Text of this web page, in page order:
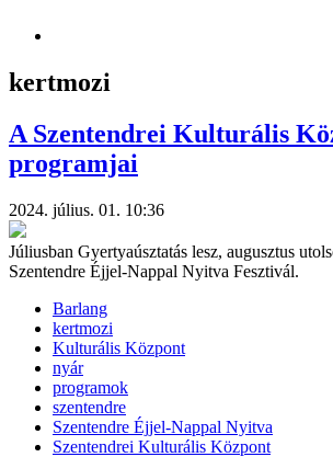
kertmozi
A Szentendrei Kulturális
programjai
2024. július. 01. 10:36
Júliusban Gyertyaúsztatás lesz, augusztus
Szentendre Éjjel-Nappal Nyitva Fesztivál.
Barlang
kertmozi
Kulturális Központ
nyár
programok
szentendre
Szentendre Éjjel-Nappal Nyitva
Szentendrei Kulturális Központ